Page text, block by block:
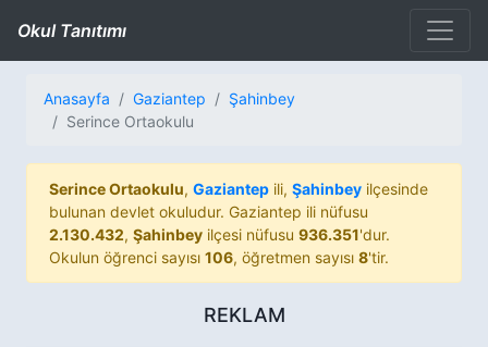
Okul Tanıtımı
Anasayfa Gaziantep
Şahinbey
Serince Ortaokulu
Serince Ortaokulu, Gaziantep ili, Şahinbey ilçesinde
bulunan devlet okuludur. Gaziantep ili nüfusu
2.130.432, Şahinbey ilçesi nüfusu 936.351'dur.
Okulun öğrenci sayısı 106, öğretmen sayısı 8'tir.
REKLAM